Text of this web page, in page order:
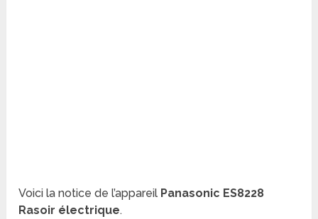
Voici la notice de l’appareil Panasonic ES8228
Rasoir électrique.